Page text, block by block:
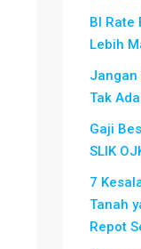
BI Rate
Lebih
Jangan
Tak
Gaji
SLIK
7
Tanah
Repot